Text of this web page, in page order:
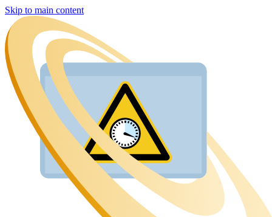
Skip to main content